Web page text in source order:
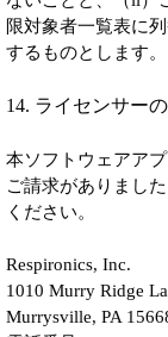
限対象者一覧表に
するものとします。
14. ライセンサー
本ソフトウェアア
ご請求がありまし
ください。
Respironics, Inc.
1010 Murry Ridge
Murrysville, PA